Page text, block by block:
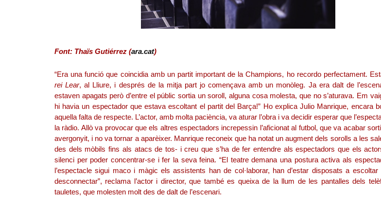
Font: Thaïs Gutiérrez (ara.cat)
“Era una funció que coincidia amb un partit important de la Champions, ho recordo perfectament.
rei Lear, al Lliure, i després de la mitja part jo començava amb un monòleg. Ja era dalt de
estaven apagats però d’entre el públic sortia un soroll, alguna cosa molesta, que no s’aturava. Em
hi havia un espectador que estava escoltant el partit del Barça!” Ho explica Julio Manrique, encara
aquella falta de respecte. L’actor, amb molta paciència, va aturar l’obra i va decidir esperar que
la ràdio. Allò va provocar que els altres espectadors increpessin l’aficionat al futbol, que va acabar
avergonyit, i no va tornar a aparèixer. Manrique reconeix que ha notat un augment dels sorolls a les
des dels mòbils fins als atacs de tos- i creu que s’ha de fer entendre als espectadors que els
silenci per poder concentrar-se i fer la seva feina. “El teatre demana una postura activa als
l’espectacle sigui maco i màgic els assistents han de col·laborar, han d’estar disposats a
desconnectar”, reclama l’actor i director, que també es queixa de la llum de les pantalles dels
tauletes, que molesten molt des de dalt de l’escenari.